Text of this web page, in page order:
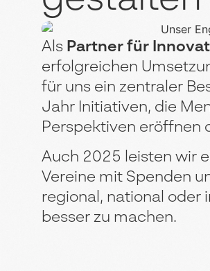
Als Partner für
erfolgreichen
für uns ein zentraler
Jahr Initiativen, die
Perspektiven eröffnen
Auch 2025 leisten wir
Vereine mit Spenden
regional, national oder
besser zu machen.